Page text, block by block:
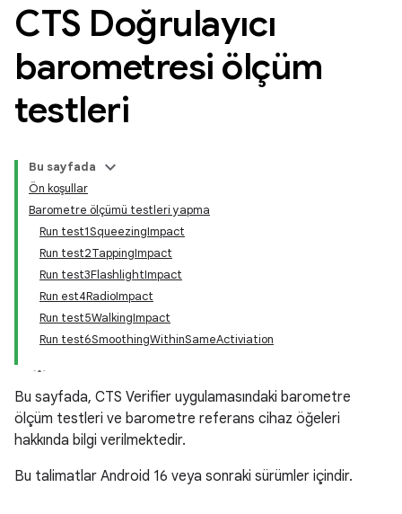
CTS Doğrulayıcı
barometresi ölçüm
testleri
Bu sayfada
Ön koşullar
Barometre ölçümü testleri yapma
Run test1SqueezingImpact
Run test2TappingImpact
Run test3FlashlightImpact
Run est4RadioImpact
Run test5WalkingImpact
Run test6SmoothingWithinSameActiviation
Bu sayfada, CTS Verifier uygulamasındaki barometre
ölçüm testleri ve barometre referans cihaz öğeleri
hakkında bilgi verilmektedir.
Bu talimatlar Android 16 veya sonraki sürümler içindir.